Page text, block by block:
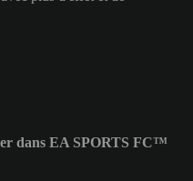
dans EA SPORTS FC™